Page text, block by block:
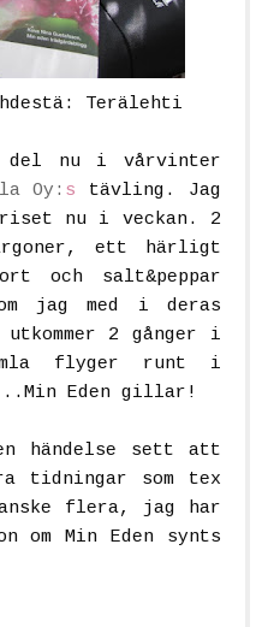
Terälehti
del nu i vårvinter
Oy: s tävling. Jag
nu i veckan. 2
ett härligt
och salt&peppar
jag med i deras
utkommer 2 gånger i
flyger runt i
Eden gillar!
händelse sett att
tidningar som tex
flera, jag har
om Min Eden synts